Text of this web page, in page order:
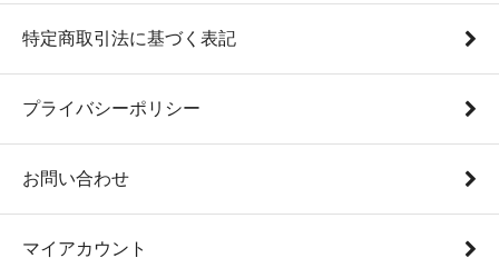
特定商取引法に基づく表記
プライバシーポリシー
お問い合わせ
マイアカウント